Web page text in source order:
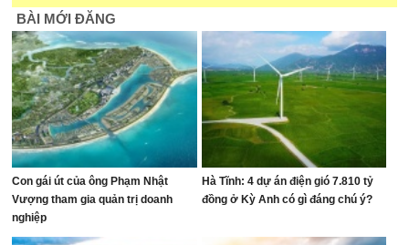
BÀI MỚI ĐĂNG
Con gái út của ông Phạm Nhật
Vượng tham gia quản trị doanh
nghiệp
Hà Tĩnh: 4 dự án điện gió 7.810 tỷ
đồng ở Kỳ Anh có gì đáng chú ý?